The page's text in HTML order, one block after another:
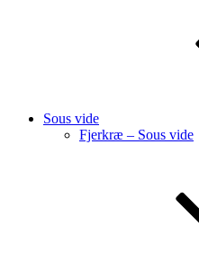
Sous vide
Fjerkræ – Sous vide